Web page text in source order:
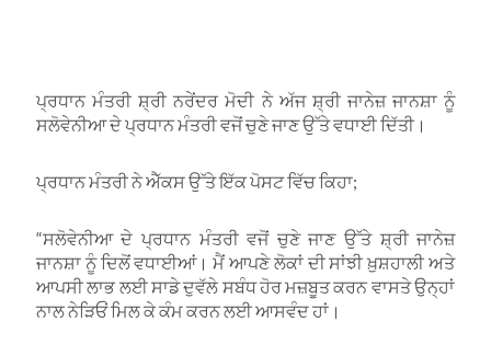
ਪ੍ਰਧਾਨ ਮੰਤਰੀ ਸ਼੍ਰੀ ਨਰੇਂਦਰ ਮੋਦੀ ਨੇ ਅੱਜ ਸ਼੍ਰੀ ਜਾਨੇਜ਼ ਜਾਨਸ਼ਾ ਨੂੰ
ਸਲੋਵੇਨੀਆ ਦੇ ਪ੍ਰਧਾਨ ਮੰਤਰੀ ਵਜੋਂ ਚੁਣੇ ਜਾਣ ਉੱਤੇ ਵਧਾਈ ਦਿੱਤੀ।
ਪ੍ਰਧਾਨ ਮੰਤਰੀ ਨੇ ਐੱਕਸ ਉੱਤੇ ਇੱਕ ਪੋਸਟ ਵਿੱਚ ਕਿਹਾ;
“ਸਲੋਵੇਨੀਆ ਦੇ ਪ੍ਰਧਾਨ ਮੰਤਰੀ ਵਜੋਂ ਚੁਣੇ ਜਾਣ ਉੱਤੇ ਸ਼੍ਰੀ ਜਾਨੇਜ਼
ਜਾਨਸ਼ਾ ਨੂੰ ਦਿਲੋਂ ਵਧਾਈਆਂ। ਮੈਂ ਆਪਣੇ ਲੋਕਾਂ ਦੀ ਸਾਂਝੀ ਖ਼ੁਸ਼ਹਾਲੀ ਅਤੇ
ਆਪਸੀ ਲਾਭ ਲਈ ਸਾਡੇ ਦੁਵੱਲੇ ਸਬੰਧ ਹੋਰ ਮਜ਼ਬੂਤ ਕਰਨ ਵਾਸਤੇ ਉਨ੍ਹਾਂ
ਨਾਲ ਨੇੜਿਓਂ ਮਿਲ ਕੇ ਕੰਮ ਕਰਨ ਲਈ ਆਸਵੰਦ ਹਾਂ।